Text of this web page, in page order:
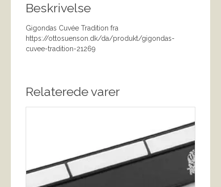
Beskrivelse
Gigondas Cuvée Tradition fra
https://ottosuenson.dk/da/produkt/gigondas-
cuvee-tradition-21269
Relaterede varer